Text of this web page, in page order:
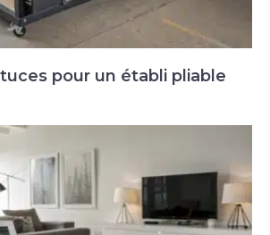
pour un établi pliable